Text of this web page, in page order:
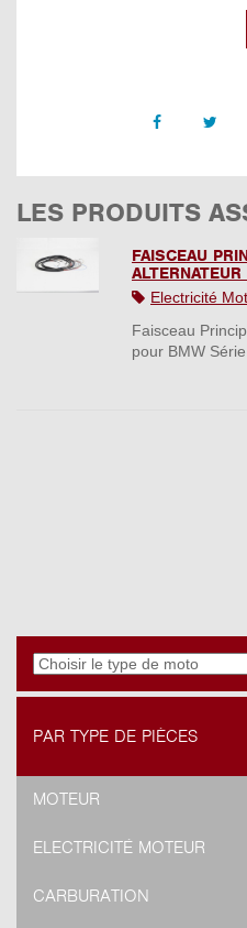
Facebook
LES PRODUITS
FAISCEAU
Electricité
Faisceau
pour BMW
PAR TYPE DE PIÈCES
MOTEUR
ELECTRICITÉ MOTEUR
CARBURATION